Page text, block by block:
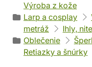
Výroba z kože
Larp a cosplay
metráž
Ihly,
Oblečenie
Retiazky a šnúrky